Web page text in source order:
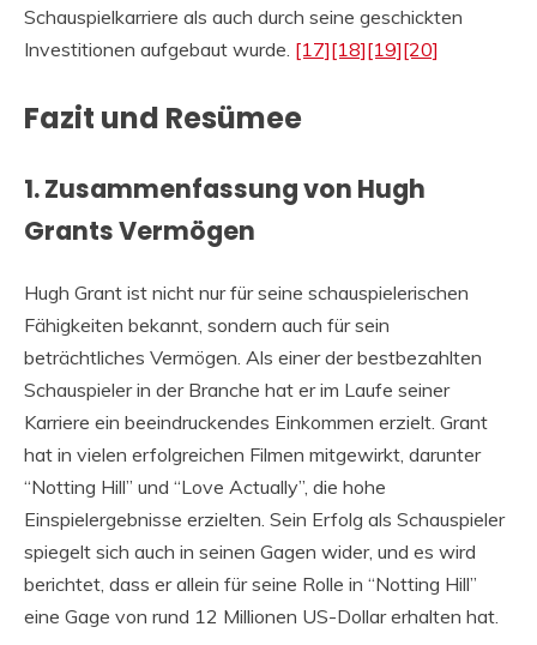
Schauspielkarriere als auch durch seine geschickten
Investitionen aufgebaut wurde. [17][18][19][20]
Fazit und Resümee
1. Zusammenfassung von Hugh
Grants Vermögen
Hugh Grant ist nicht nur für seine schauspielerischen
Fähigkeiten bekannt, sondern auch für sein
beträchtliches Vermögen. Als einer der bestbezahlten
Schauspieler in der Branche hat er im Laufe seiner
Karriere ein beeindruckendes Einkommen erzielt. Grant
hat in vielen erfolgreichen Filmen mitgewirkt, darunter
“Notting Hill” und “Love Actually”, die hohe
Einspielergebnisse erzielten. Sein Erfolg als Schauspieler
spiegelt sich auch in seinen Gagen wider, und es wird
berichtet, dass er allein für seine Rolle in “Notting Hill”
eine Gage von rund 12 Millionen US-Dollar erhalten hat.